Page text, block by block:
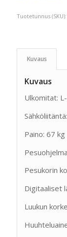
Tuotetunnus (SKU):
Kuvaus
Kuvaus
Ulkomitat:
Paino: 67 kg
Pesukorin
Digitaaliset
Luukun